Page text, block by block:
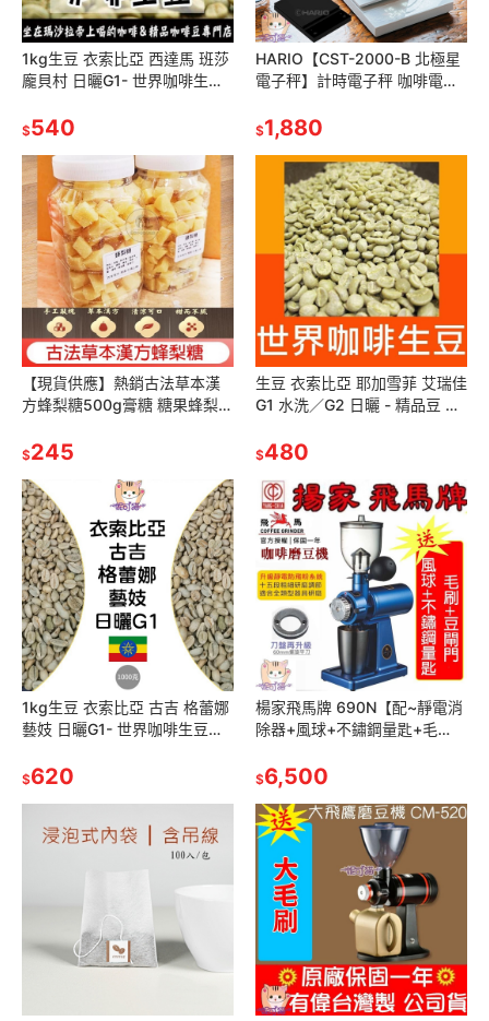
1kg生豆 衣索比亞 西達馬 班莎
龐貝村 日曬G1- 世界咖啡生豆
香台灣》咖啡生豆 咖啡豆
$540
HARIO【CST-2000-B 北極星
電子秤】計時電子秤 咖啡電子
秤 非供交易使用
$1,880
【現貨供應】熱銷古法草本漢
方蜂梨糖500g膏糖 糖果蜂梨
銀花羅漢果yyy 蜂梨糖
$245
生豆 衣索比亞 耶加雪菲 艾瑞佳
G1 水洗／G2 日曬 - 精品豆 莊
啡生豆 咖啡豆
$480
1kg生豆 衣索比亞 古吉 格蕾娜
藝妓 日曬G1- 世界咖啡生豆
香台灣》咖啡生豆 精品豆
$620
楊家飛馬牌 690N【配~靜電消
除器+風球+不鏽鋼量匙+毛
600N/610N/601N楊家
$6,500